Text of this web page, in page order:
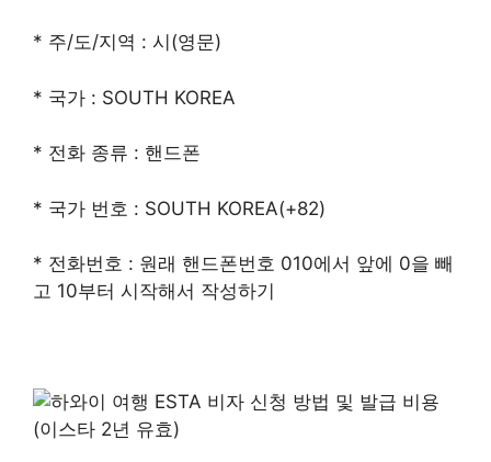
* 주/도/지역 : 시(영문)
* 국가 : SOUTH KOREA
* 전화 종류 : 핸드폰
* 국가 번호 : SOUTH KOREA(+82)
* 전화번호 : 원래 핸드폰번호 010에서 앞에 0을 빼
고 10부터 시작해서 작성하기